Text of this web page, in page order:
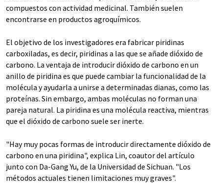
compuestos con actividad medicinal. También suelen
encontrarse en productos agroquímicos.
El objetivo de los investigadores era fabricar piridinas
carboxiladas, es decir, piridinas a las que se añade dióxido de
carbono. La ventaja de introducir dióxido de carbono en un
anillo de piridina es que puede cambiar la funcionalidad de la
molécula y ayudarla a unirse a determinadas dianas, como las
proteínas. Sin embargo, ambas moléculas no forman una
pareja natural. La piridina es una molécula reactiva, mientras
que el dióxido de carbono suele ser inerte.
"Hay muy pocas formas de introducir directamente dióxido de
carbono en una piridina", explica Lin, coautor del artículo
junto con Da-Gang Yu, de la Universidad de Sichuan. "Los
métodos actuales tienen limitaciones muy graves".